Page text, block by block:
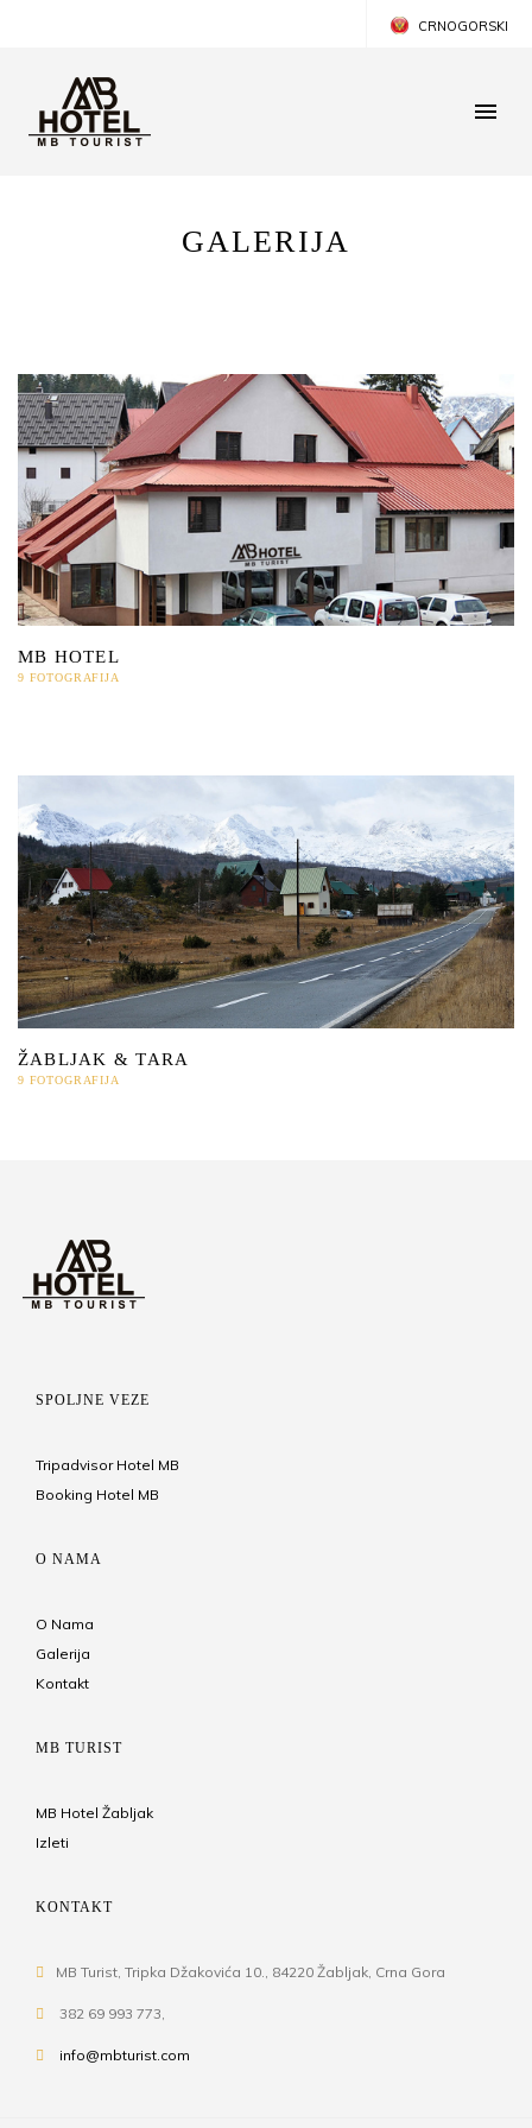
CRNOGORSKI
GALERIJA
MB HOTEL
9 FOTOGRAFIJA
ŽABLJAK & TARA
9 FOTOGRAFIJA
SPOLJNE VEZE
Tripadvisor Hotel MB
Booking Hotel MB
O NAMA
O Nama
Galerija
Kontakt
MB TURIST
MB Hotel Žabljak
Izleti
KONTAKT
MB Turist, Tripka Džakovića 10., 84220 Žabljak, Crna Gora
382 69 993 773,
info@mbturist.com